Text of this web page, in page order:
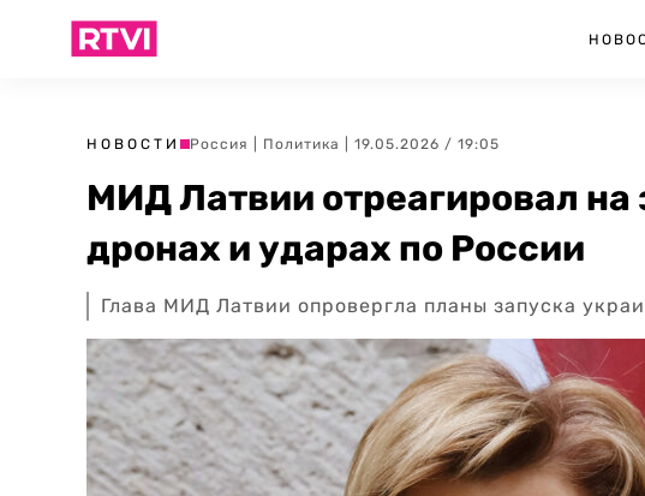
НОВОСТИ Россия Политика | 19.05.2026 / 19:05
МИД Латвии отреагировал на
дронах и ударах по России
Глава МИД Латвии опровергла планы запуска